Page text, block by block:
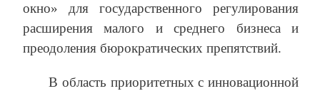
окно» для государственного регулирования
расширения малого и среднего бизнеса и
преодоления бюрократических препятствий.
В область приоритетных с инновационной